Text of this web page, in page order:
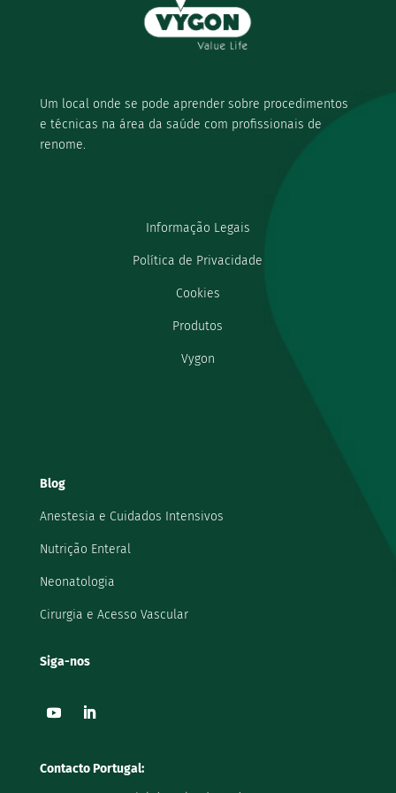
Um local onde se pode aprender sobre procedimentos
e técnicas na área da saúde com profissionais de
renome.
Informação Legais
Política de Privacidade
Cookies
Produtos
Vygon
Blog
Anestesia e Cuidados Intensivos
Nutrição Enteral
Neonatologia
Cirurgia e Acesso Vascular
Siga-nos
Contacto Portugal: